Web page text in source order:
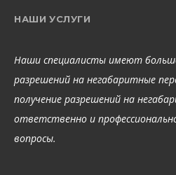
НАШИ УСЛУГИ
Наши специалисты имеют
разрешений на негабаритные
получение разрешений на
ответственно и
вопросы.